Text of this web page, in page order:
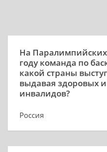
На Паралимпийских
году команда по
какой страны
выдавая здоровых
инвалидов?
Россия
Испания